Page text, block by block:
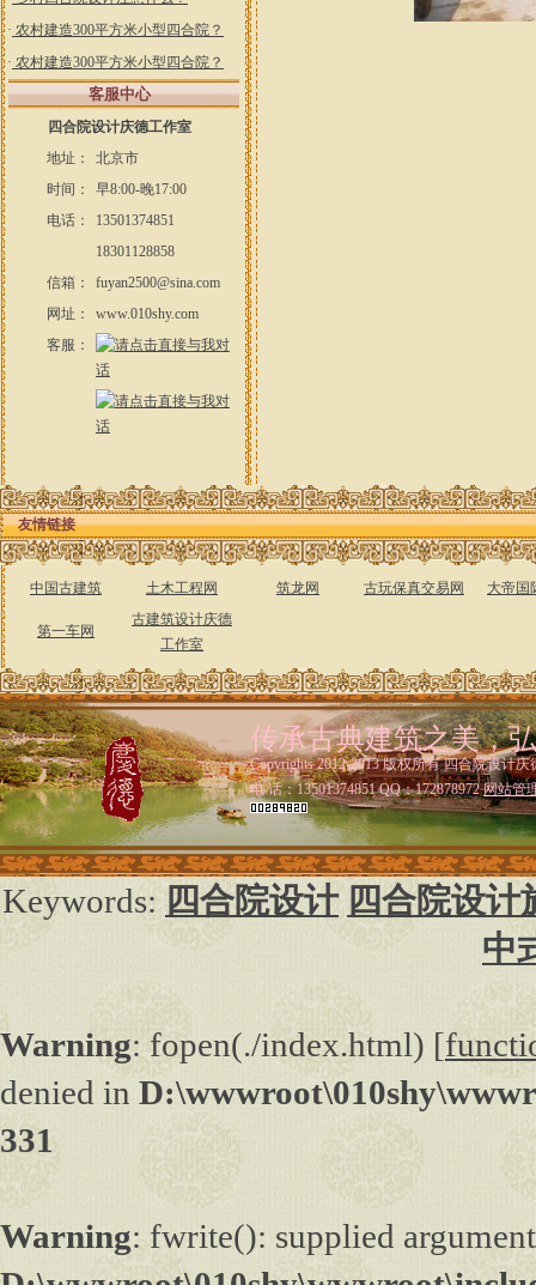
· 农村建造300平方米小型四合院？
· 农村建造300平方米小型四合院？
客服中心
四合院设计庆德工作室
地址：
北京市
时间：
早8:00-晚17:00
电话：
13501374851
18301128858
信箱：
fuyan2500@sina.com
网址：
www.010shy.com
客服：
友情链接
中国古建筑 土木工程网 筑龙网 古玩保真交易网 大帝国
第一车网
古建筑设计庆德
工作室
传承古典建筑之美，
Copyrights 2012-2013 版权所有 四合院设计
电 话：13501374851 QQ：172878972网站管
Keywords:四合院设计 四合院设计
中
Warning: fopen(./index.html) [
denied in
331
Warning: fwrite(): supplied